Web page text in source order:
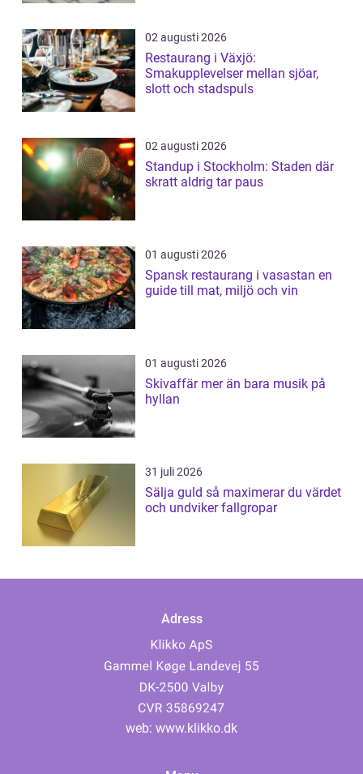
02 augusti 2026
Restaurang i Växjö:
Smakupplevelser mellan sjöar,
slott och stadspuls
02 augusti 2026
Standup i Stockholm: Staden där
skratt aldrig tar paus
01 augusti 2026
Spansk restaurang i vasastan en
guide till mat, miljö och vin
01 augusti 2026
Skivaffär mer än bara musik på
hyllan
31 juli 2026
Sälja guld så maximerar du värdet
och undviker fallgropar
Adress
web: www.klikko.dk